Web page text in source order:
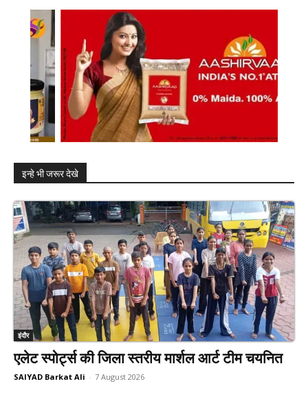
इन्हे भी जरूर देखे
इंदौर
एलेट स्पोर्ट्स की जिला स्तरीय मार्शल आर्ट टीम चयनित
SAIYAD Barkat Ali - 7 August 2026